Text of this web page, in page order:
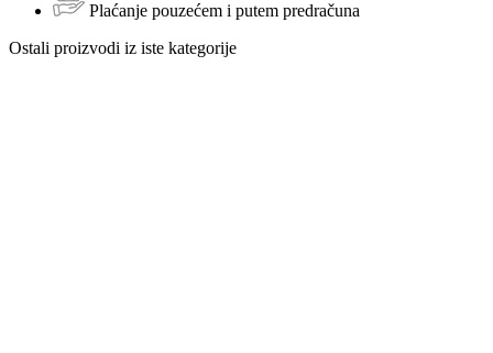
Plaćanje pouzećem i putem predračuna
Ostali proizvodi iz iste kategorije